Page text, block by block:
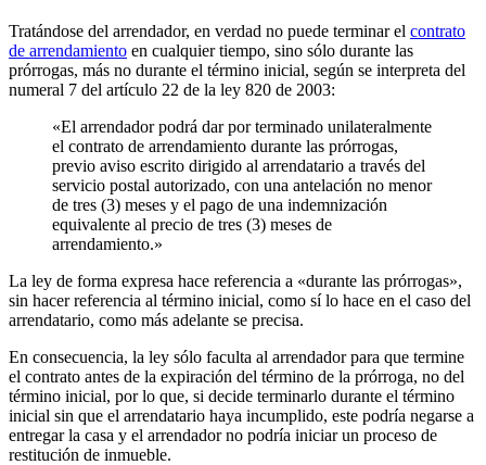
Tratándose del arrendador, en verdad no puede terminar el contrato
de arrendamiento en cualquier tiempo, sino sólo durante las
prórrogas, más no durante el término inicial, según se interpreta del
numeral 7 del artículo 22 de la ley 820 de 2003:
«El arrendador podrá dar por terminado unilateralmente
el contrato de arrendamiento durante las prórrogas,
previo aviso escrito dirigido al arrendatario a través del
servicio postal autorizado, con una antelación no menor
de tres (3) meses y el pago de una indemnización
equivalente al precio de tres (3) meses de
arrendamiento.»
La ley de forma expresa hace referencia a «durante las prórrogas»,
sin hacer referencia al término inicial, como sí lo hace en el caso del
arrendatario, como más adelante se precisa.
En consecuencia, la ley sólo faculta al arrendador para que termine
el contrato antes de la expiración del término de la prórroga, no del
término inicial, por lo que, si decide terminarlo durante el término
inicial sin que el arrendatario haya incumplido, este podría negarse a
entregar la casa y el arrendador no podría iniciar un proceso de
restitución de inmueble.